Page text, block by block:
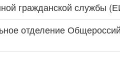
гражданской службы
отделение